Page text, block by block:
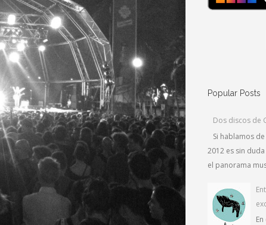
Popular Posts
Dos discos de
Si hablamos
2012 es sin
el panorama